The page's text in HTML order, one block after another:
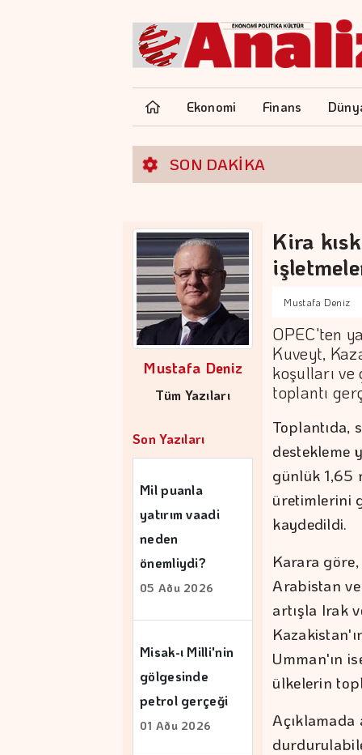
Ekonomi Finans
SON DAKİKA
Mustafa Deniz
Tüm Yazıları
Son Yazıları
Mil puanla
yatırım vaadi
neden
önemliydi?
05 Aðu 2026
Misak-ı Milli'nin
gölgesinde
petrol gerçeği
01 Aðu 2026
Kira
Mustafa Deniz
OPEC'ten
Kuveyt,
koşulları
toplantı
Toplantıda,
destekleme
günlük 1,65
üretimlerini
kaydedildi.
Karara
Arabistan
artışla Irak
Umman'ın
ülkelerin
Açıklamada